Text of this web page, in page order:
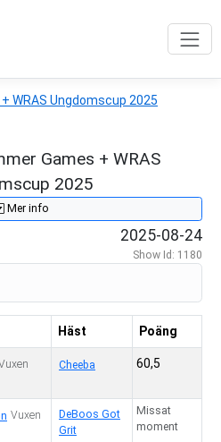
WRAS Ungdomscup 2025
Games + WRAS
2025
Mer info
2025-08-24
Show Id: 1180
Häst Poäng
Cheeba 60,5
Vuxen
DeBoos Got
Grit
Missat
moment